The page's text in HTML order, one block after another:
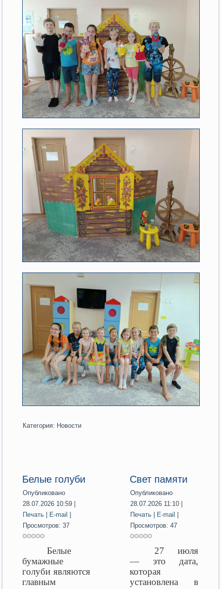
Категория: Новости
Белые голуби
Опубликовано
28.07.2026 10:59 |
Печать | E-mail |
Просмотров: 37
Белые
бумажные
голуби являются
главным
Свет памяти
Опубликовано
28.07.2026 11:10 |
Печать | E-mail |
Просмотров: 47
27 июля
— это дата,
которая
установлена в